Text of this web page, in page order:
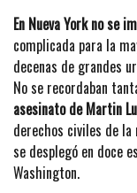
En Nueva York no se
complicada para la
decenas de grandes
No se recordaban
asesinato de Martin
derechos civiles de la
se desplegó en doce
Washington.